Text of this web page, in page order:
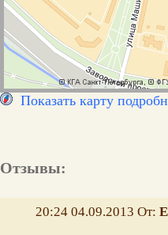
Показать карту
Отзывы:
20:24 04.09.2013 От: